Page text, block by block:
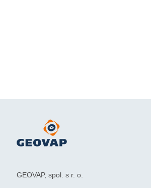
GEOVAP, spol. s r. o.